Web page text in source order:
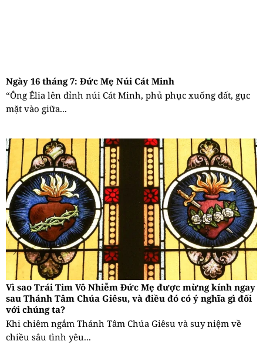
Ngày 16 tháng 7: Đức Mẹ Núi Cát Minh
“Ông Êlia lên đỉnh núi Cát Minh, phủ phục xuống đất, gục
mặt vào giữa...
Vì sao Trái Tim Vô Nhiễm Đức Mẹ được mừng kính ngay
sau Thánh Tâm Chúa Giêsu, và điều đó có ý nghĩa gì đối
với chúng ta?
Khi chiêm ngắm Thánh Tâm Chúa Giêsu và suy niệm về
chiều sâu tình yêu...